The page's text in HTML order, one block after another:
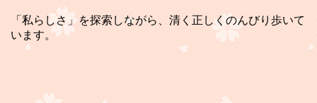
「私らしさ」を探索しながら、清く正しくのんびり歩いて
います。